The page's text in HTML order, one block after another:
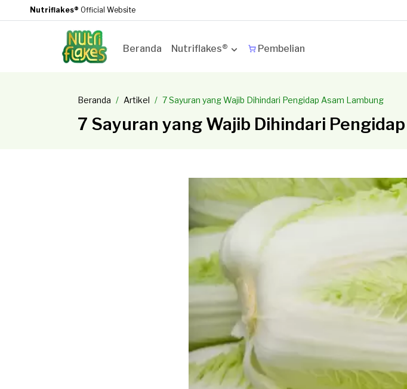
Nutriflakes® Official Website
Beranda Nutriflakes® Pembelian
Beranda Artikel 7 Sayuran yang Wajib Dihindari Pengidap Asam Lambung
7 Sayuran yang Wajib Dihindari